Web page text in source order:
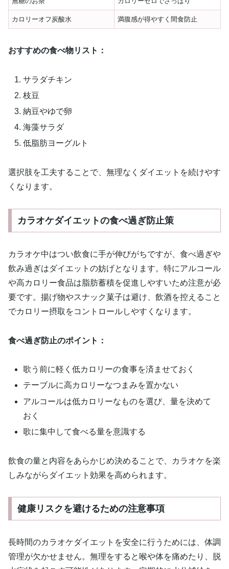
カロリーオフ炭酸水 満腹感が得やすく間食防止
おすすめの食べ物リスト：
サラダチキン
枝豆
納豆やゆで卵
海藻サラダ
低脂肪ヨーグルト
選択肢を工夫することで、無理なくダイエットを続けやす
くなります。
カラオケダイエットの食べ過ぎ防止策
カラオケ中はつい飲食に手が伸びがちですが、食べ過ぎや
飲み過ぎはダイエットの妨げとなります。特にアルコール
や高カロリー食品は脂肪蓄積を促進しやすいため注意が必
要です。揚げ物やスナック菓子は避け、飲酒を控えること
でカロリー摂取をコントロールしやすくなります。
食べ過ぎ防止のポイント：
歌う前に軽く低カロリーの食事を済ませておく
テーブルに高カロリーなつまみを置かない
アルコールは低カロリーなものを選び、量を決めて
おく
歌に集中して食べる量を意識する
飲食の量と内容をあらかじめ決めることで、カラオケを楽
しみながらダイエット効果を高められます。
健康リスクを避けるための注意事項
長時間のカラオケダイエットを安全に行うためには、体調
管理が欠かせません。無理をすると喉や体を痛めたり、脱